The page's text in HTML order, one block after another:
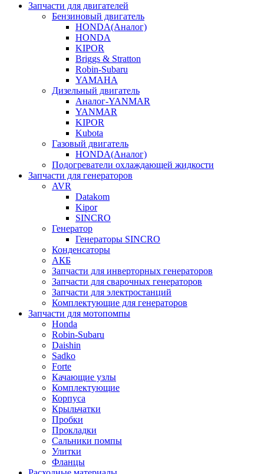
Запчасти для двигателей
Бензиновый двигатель
HONDA(Aналог)
HONDA
KIPOR
Briggs & Stratton
Robin-Subaru
YAMAHA
Дизельный двигатель
Аналог-YANMAR
YANMAR
KIPOR
Kubota
Газовый двигатель
HONDA(Aналог)
Подогреватели охлаждающей жидкости
Запчасти для генераторов
AVR
Datakom
Kipor
SINCRO
Генератор
Генераторы SINCRO
Конденсаторы
АКБ
Запчасти для инверторных генераторов
Запчасти для сварочных генераторов
Запчасти для электростанций
Комплектующие для генераторов
Запчасти для мотопомпы
Honda
Robin-Subaru
Daishin
Sadko
Forte
Качающие узлы
Комплектующие
Корпуса
Крыльчатки
Пробки
Прокладки
Сальники помпы
Улитки
Фланцы